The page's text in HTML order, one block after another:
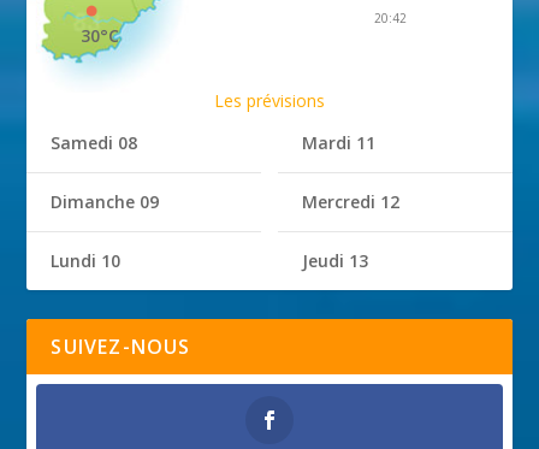
30°C
20:42
Les prévisions
Samedi 08
Dimanche 09
Lundi 10
Mardi 11
Mercredi 12
Jeudi 13
SUIVEZ-NOUS